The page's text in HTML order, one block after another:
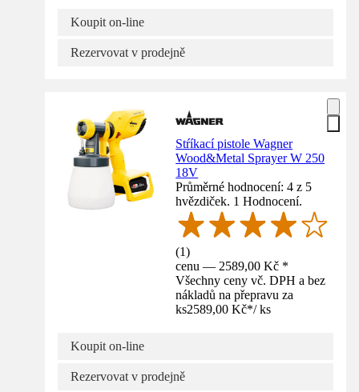
Koupit on-line
Rezervovat v prodejně
Stŕíkací pistole Wagner
Wood&Metal Sprayer W 250
18V
Průměrné hodnocení: 4 z 5
hvězdiček. 1 Hodnocení.
(1)
cenu — 2589,00 Kč *
Všechny ceny vč. DPH a bez
nákladů na přepravu za
ks2589,00 Kč*/ ks
Koupit on-line
Rezervovat v prodejně